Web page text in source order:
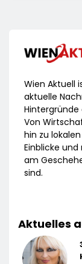
Wien Aktuell
aktuelle
Hintergründe
Von
hin zu
Einblicke
am
sind.
Aktuelles